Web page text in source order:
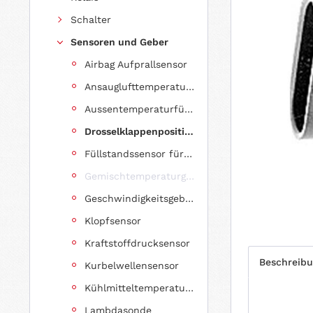
Schalter
Sensoren und Geber
Airbag Aufprallsensor
Ansauglufttemperatursensor
Aussentemperaturfühler
Drosselklappenpositionsgeber (TPS Sensor)
Füllstandssensor für Bremsflüssigkeit
Geschwindigkeitsgeber (Speed Sensor)
Klopfsensor
Kraftstoffdrucksensor
Kurbelwellensensor
Kühlmitteltemperatursensor
Lambdasonde